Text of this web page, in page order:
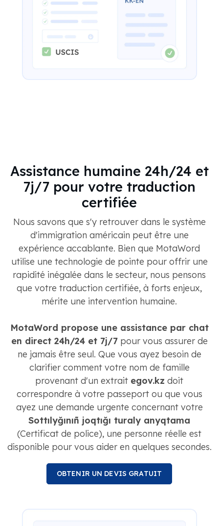
Assistance humaine 24h/24 et
7j/7 pour votre traduction
certifiée
Nous savons que s'y retrouver dans le système
d'immigration américain peut être une
expérience accablante. Bien que MotaWord
utilise une technologie de pointe pour offrir une
rapidité inégalée dans le secteur, nous pensons
que votre traduction certifiée, à forts enjeux,
mérite une intervention humaine.
MotaWord propose une assistance par chat
en direct 24h/24 et 7j/7pour vous assurer de
ne jamais être seul. Que vous ayez besoin de
clarifier comment votre nom de famille
provenant d'un extrait egov.kz doit
correspondre à votre passeport ou que vous
ayez une demande urgente concernant votre
Sottılyğınıñ joqtığı turaly anyqtama
(Certificat de police), une personne réelle est
disponible pour vous aider en quelques secondes.
OBTENIR UN DEVIS GRATUIT